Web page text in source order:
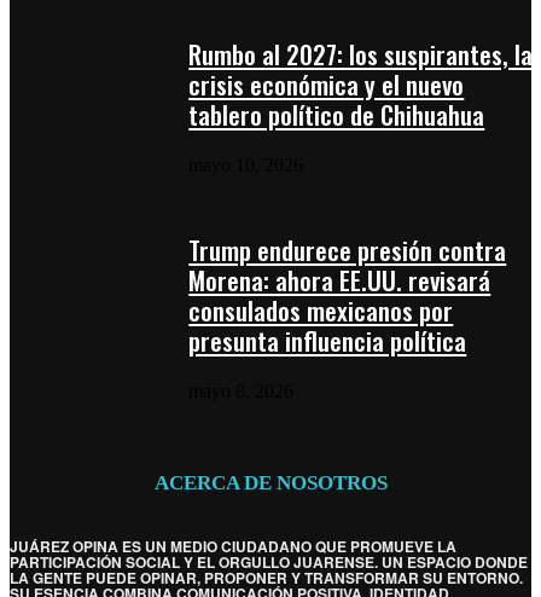
Rumbo al 2027: los suspirantes, la
crisis económica y el nuevo
tablero político de Chihuahua
Trump endurece presión contra
Morena: ahora EE.UU. revisará
consulados mexicanos por
presunta influencia política
ACERCA DE NOSOTROS
JUÁREZ OPINA ES UN MEDIO CIUDADANO QUE PROMUEVE LA
PARTICIPACIÓN SOCIAL Y EL ORGULLO JUARENSE. UN ESPACIO DONDE
LA GENTE PUEDE OPINAR, PROPONER Y TRANSFORMAR SU ENTORNO.